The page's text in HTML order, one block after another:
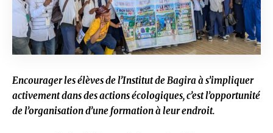
Encourager les élèves de l’Institut de Bagira à s’impliquer
activement dans des actions écologiques, c’est l’opportunité
de l’organisation d’une formation à leur endroit.